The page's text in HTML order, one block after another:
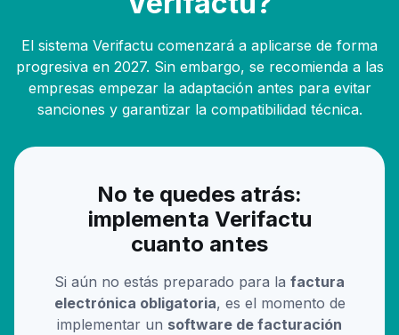
El sistema Verifactu comenzará a aplicarse de forma
progresiva en 2027. Sin embargo, se recomienda a las
empresas empezar la adaptación antes para evitar
sanciones y garantizar la compatibilidad técnica.
No te quedes atrás:
implementa Verifactu
cuanto antes
Si aún no estás preparado para la factura
electrónica obligatoria, es el momento de
implementar un software de facturación